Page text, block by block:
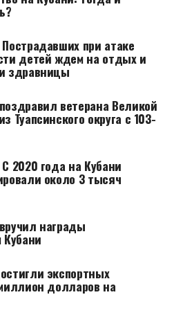
при атаке
детей ждем на отдых и
здравницы
ветерана Великой
Туапсинского округа с 103-
2020 года на Кубани
около 3 тысяч
награды
экспортных
долларов на